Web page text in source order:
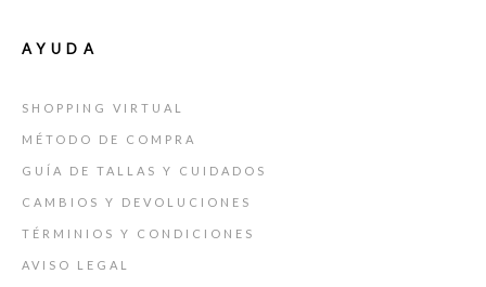
AYUDA
SHOPPING VIRTUAL
MÉTODO DE COMPRA
GUÍA DE TALLAS Y CUIDADOS
CAMBIOS Y DEVOLUCIONES
TÉRMINIOS Y CONDICIONES
AVISO LEGAL
¿QUIERES SER UNAS DE NUESTRAS CLIENTAS ESPECIALES?
Serás la primera en enterarte de nuestros
lanzamientos, reposición de tallas y tendrás acceso a
las ventas privadas que hacemos sólo para vosotras.